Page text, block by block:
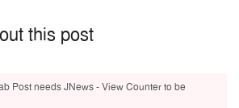
this post
Post needs JNews - View Counter to be